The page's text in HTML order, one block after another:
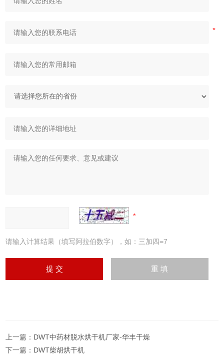
请输入计算结果（填写阿拉伯数字），如：三加四=7
上一篇： DWT中药材脱水烘干机厂家-华丰干燥
下一篇： DWT柴胡烘干机